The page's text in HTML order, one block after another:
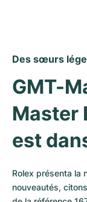
Des sœurs
GMT-
Master
est
Rolex présenta la
nouveautés,